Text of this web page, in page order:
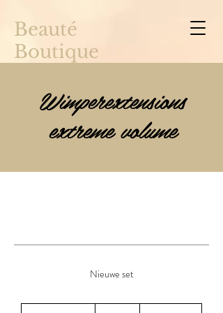
Beauté
Boutique
Wimperextensions
extreme volume
Nieuwe set